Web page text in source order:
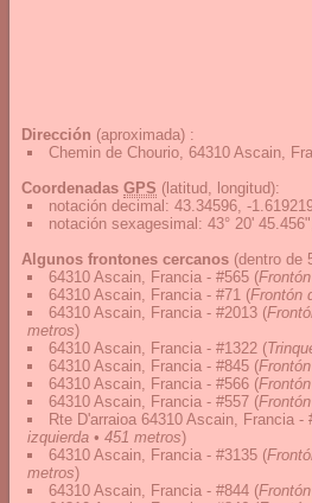
Dirección (aproximada) :
Chemin de Chourio, 64310 Ascain,
Coordenadas GPS (latitud, longitud):
notación decimal : 43.34596, -
notación sexagesimal : 43° 20'
Algunos frontones cercanos (dentro de
64310 Ascain, Francia - #565 (
64310 Ascain, Francia - #71 (Frontón
64310 Ascain, Francia - #2013 (
metros)
64310 Ascain, Francia - #1322 (
64310 Ascain, Francia - #845 (
64310 Ascain, Francia - #566 (
64310 Ascain, Francia - #557 (
Rte D'arraioa 64310 Ascain, Francia -
izquierda • 451 metros)
64310 Ascain, Francia - #3135 (
metros)
64310 Ascain, Francia - #844 (